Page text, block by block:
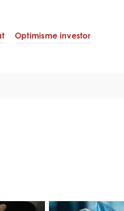
Optimisme investor